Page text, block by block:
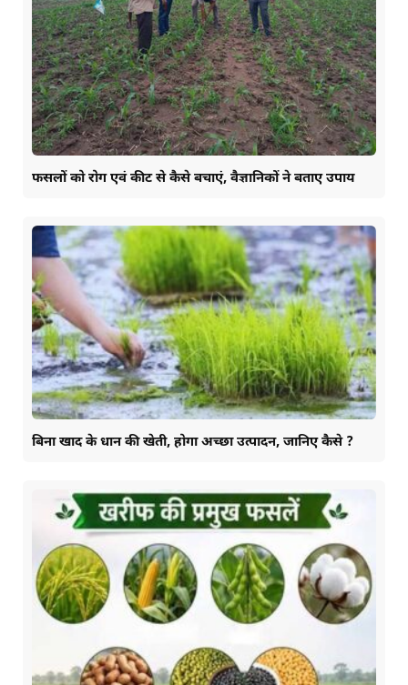
फसलों को रोग एवं कीट से कैसे बचाएं, वैज्ञानिकों ने बताए उपाय
बिना खाद के धान की खेती, होगा अच्छा उत्पादन, जानिए कैसे ?